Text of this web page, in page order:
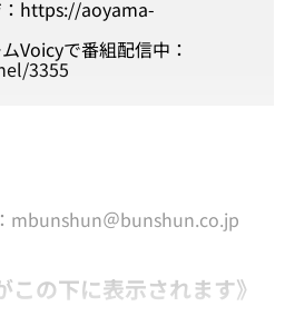
https://aoyama-
Voicyで番組配信中：
3355
mbunshun＠bunshun.co.jp
この下に表示されます》